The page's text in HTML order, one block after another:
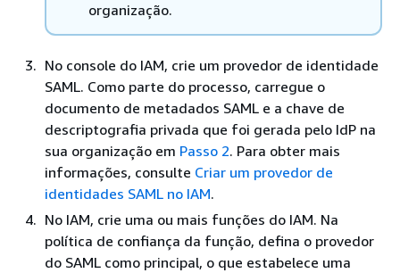
organização.
No console do IAM, crie um provedor de identidade
SAML. Como parte do processo, carregue o
documento de metadados SAML e a chave de
descriptografia privada que foi gerada pelo IdP na
sua organização em Passo 2. Para obter mais
informações, consulte Criar um provedor de
identidades SAML no IAM.
No IAM, crie uma ou mais funções do IAM. Na
política de confiança da função, defina o provedor
do SAML como principal, o que estabelece uma